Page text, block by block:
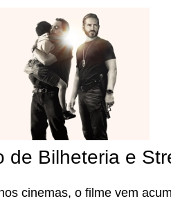
de Bilheteria e
cinemas, o filme vem